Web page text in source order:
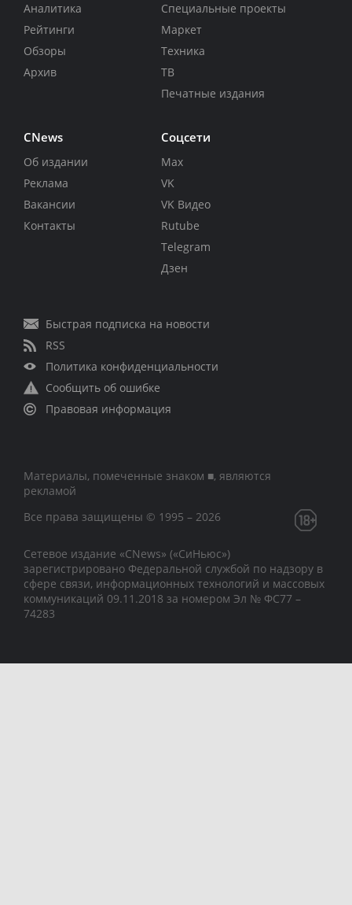
Аналитика
Рейтинги
Обзоры
Архив
Специальные проекты
Маркет
Техника
ТВ
Печатные издания
CNews
Об издании
Реклама
Вакансии
Контакты
Соцсети
Max
VK
VK Видео
Rutube
Telegram
Дзен
Быстрая подписка на новости
RSS
Политика конфиденциальности
Сообщить об ошибке
Правовая информация
Материалы, помеченные знаком ■, являются
рекламой
Все права защищены © 1995 – 2026
Сетевое издание «CNews» («СиНьюс»)
зарегистрировано Федеральной службой по надзору в
сфере связи, информационных технологий и массовых
коммуникаций 09.11.2018 за номером Эл № ФС77 –
74283